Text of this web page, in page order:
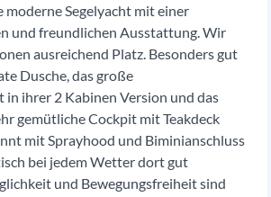
moderne Segelyacht mit einer
und freundlichen Ausstattung. Wir
ausreichend Platz. Besonders gut
Dusche, das große
in ihrer 2 Kabinen Version und das
gemütliche Cockpit mit Teakdeck
mit Sprayhood und Biminianschluss
bei jedem Wetter dort gut
und Bewegungsfreiheit sind